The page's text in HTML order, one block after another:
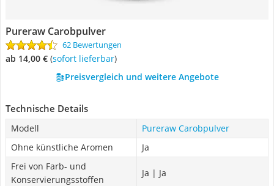
Pureraw Carobpulver
62 Bewertungen
ab 14,00 € ( Sofort lieferbar)
Preisvergleich und weitere Angebote
Technische Details
Modell
Pureraw Carobpulver
Ohne künstliche Aromen
Ja
Frei von Farb- und
Konservierungsstoffen
Ja | Ja